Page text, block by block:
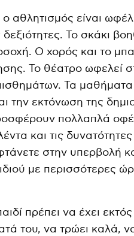
αθλητισμός είναι
δεξιότητες. Το σκάκι
Ο χορός και το
Το θέατρο ωφελεί
Τα
την εκτόνωση της
πολλαπλά
και τις
στην υπερβολή
με περισσότερες
πρέπει να έχει
του, να τρώει καλά,